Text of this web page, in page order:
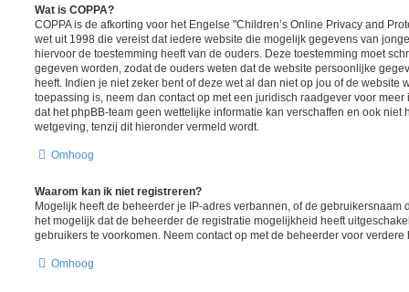
Wat is COPPA?
COPPA is de afkorting voor het Engelse "Children’s Online Privacy and
wet uit 1998 die vereist dat iedere website die mogelijk gegevens van
hiervoor de toestemming heeft van de ouders. Deze toestemming moet
gegeven worden, zodat de ouders weten dat de website persoonlijke
heeft. Indien je niet zeker bent of deze wet al dan niet op jou of de website
toepassing is, neem dan contact op met een juridisch raadgever voor
dat het phpBB-team geen wettelijke informatie kan verschaffen en ook niet
wetgeving, tenzij dit hieronder vermeld wordt.
Omhoog
Waarom kan ik niet registreren?
Mogelijk heeft de beheerder je IP-adres verbannen, of de gebruikersnaam
het mogelijk dat de beheerder de registratie mogelijkheid heeft
gebruikers te voorkomen. Neem contact op met de beheerder voor verdere
Omhoog